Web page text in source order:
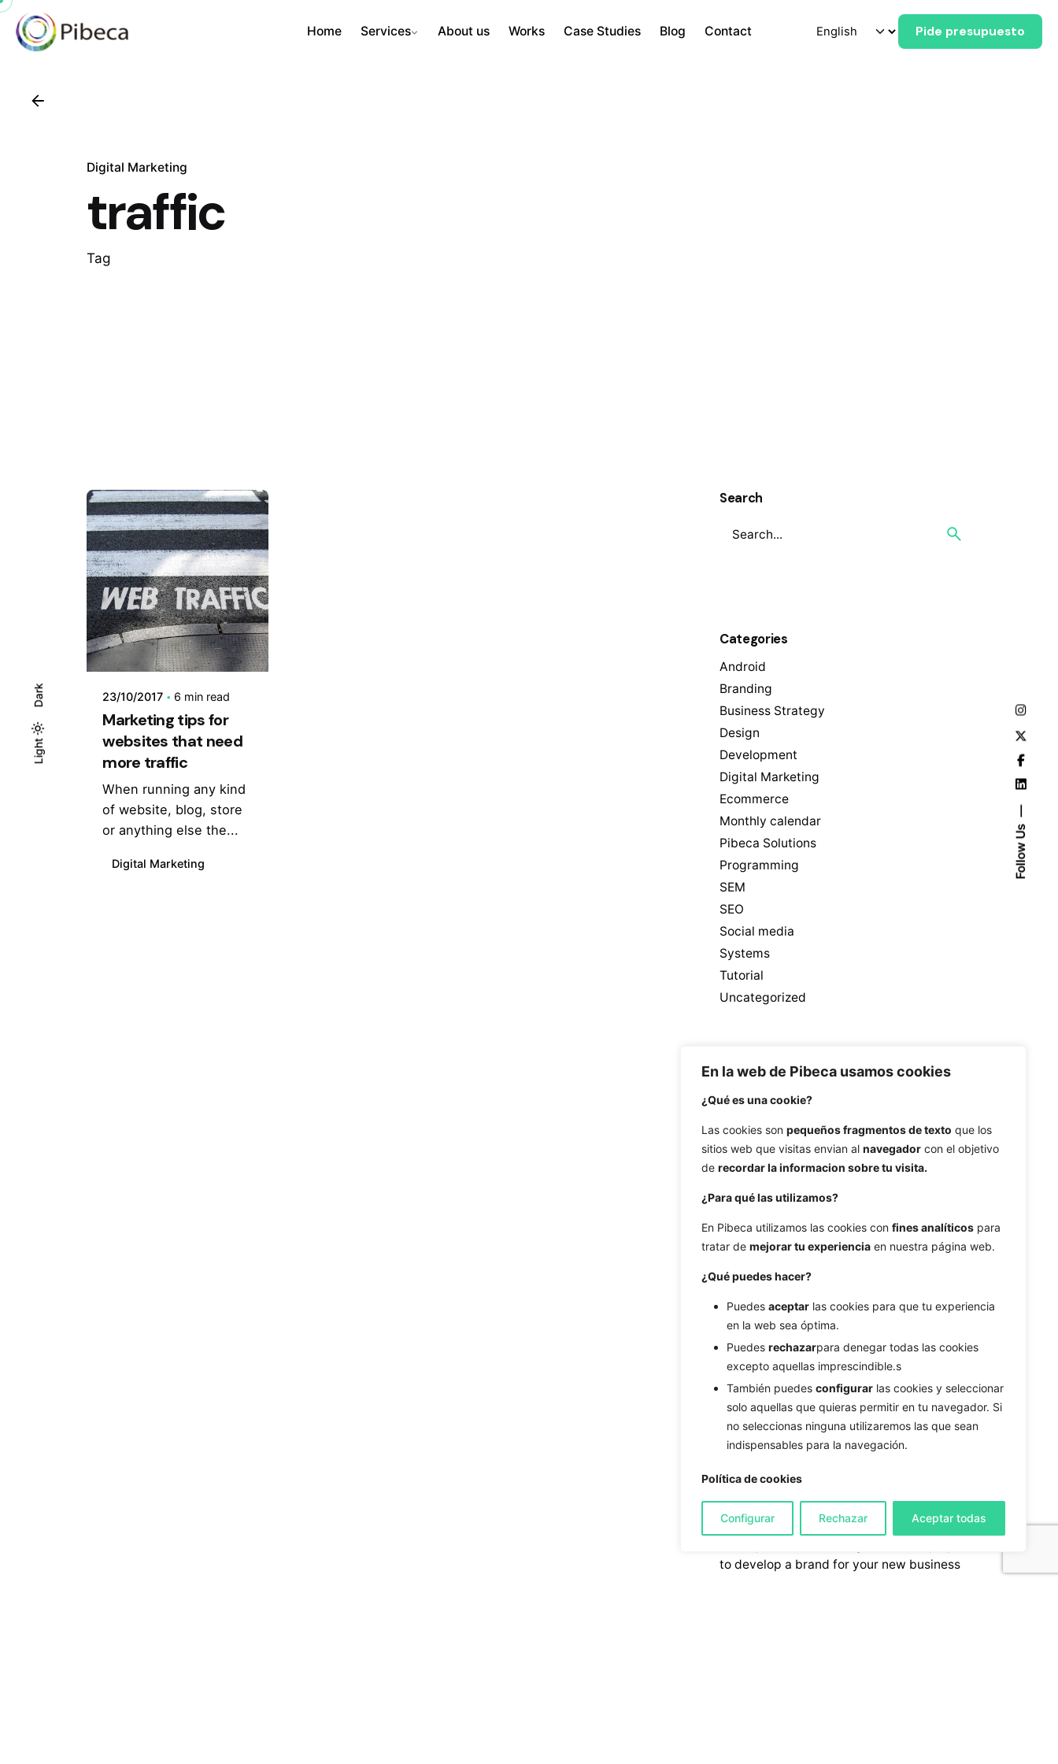
En la web de Pibeca usamos cookies
¿Qué es una cookie?
Las cookies son pequeños fragmentos de texto que los
sitios web que visitas envian al navegador con el objetivo
de recordar la informacion sobre tu visita.
¿Para qué las utilizamos?
En Pibeca utilizamos las cookies con fines analíticos para
tratar de mejorar tu experiencia en nuestra página web.
¿Qué puedes hacer?
Puedes aceptar las cookies para que tu experiencia
en la web sea óptima.
Puedes rechazarpara denegar todas las cookies
excepto aquellas imprescindible.s
También puedes configurar las cookies y seleccionar
solo aquellas que quieras permitir en tu navegador. Si
no seleccionas ninguna utilizaremos las que sean
indispensables para la navegación.
Política de cookies
Configurar Rechazar Aceptar todas
Light
Dark
Light
Dark
Follow Us
Home Services About us Works Case Studies Blog Contact Pide presupuesto
Digital Marketing
traffic
Tag
23/10/2017 6 min read
Marketing tips for
websites that need
more traffic
When running any kind
of website, blog, store
or anything else the...
Digital Marketing
Search
Categories
Android
Branding
Business Strategy
Design
Development
Digital Marketing
Ecommerce
Monthly calendar
Pibeca Solutions
Programming
SEM
SEO
Social media
Systems
Tutorial
Uncategorized
Tags
Adobe Illustrator CS6 Android Android Studio
Big Data bower branding business name
Business Strategy Chatbot Customer Service
Database design
ecommerce file system
Michael Porter
optimization OSX Password protection
plugins propagation time
Single Page Application SSL Certificate
strategy sudo tips traffic
vectorized images Web Design
web development tools WordPress
Recent comments
to develop a brand for your new business